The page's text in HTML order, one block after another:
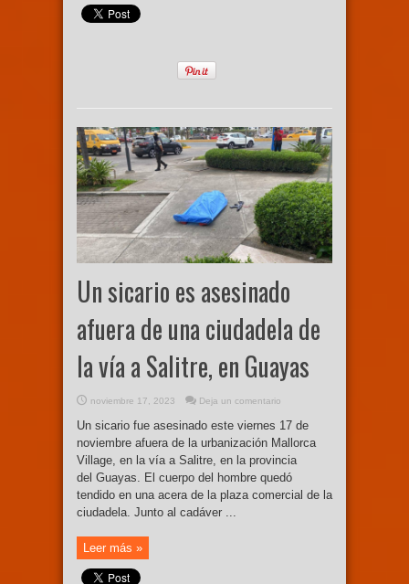
Un sicario es asesinado
afuera de una ciudadela de
la vía a Salitre, en Guayas
noviembre 17, 2023 Deja un comentario
Un sicario fue asesinado este viernes 17 de
noviembre afuera de la urbanización Mallorca
Village, en la vía a Salitre, en la provincia
del Guayas. El cuerpo del hombre quedó
tendido en una acera de la plaza comercial de la
ciudadela. Junto al cadáver ...
Leer más »